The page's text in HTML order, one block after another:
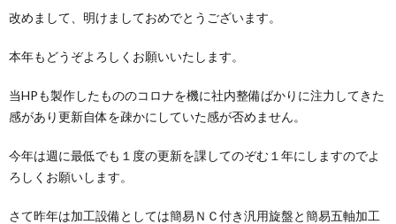
改めまして、明けましておめでとうございます。
本年もどうぞよろしくお願いいたします。
当HPも製作したもののコロナを機に社内整備ばかりに注力してきた
感があり更新自体を疎かにしていた感が否めません。
今年は週に最低でも１度の更新を課してのぞむ１年にしますのでよ
ろしくお願いします。
さて昨年は加工設備としては簡易ＮＣ付き汎用旋盤と簡易五軸加工